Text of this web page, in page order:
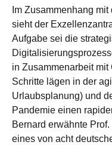
Im Zusammenhang
sieht der
Aufgabe sei die
in Zusammenarbeit
Schritte lägen in der
Urlaubsplanung) und
Pandemie einen
Bernard erwähnte
eines von acht